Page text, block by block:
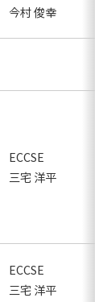
今村 俊幸
ECCSE
三宅 洋平
ECCSE
三宅 洋平